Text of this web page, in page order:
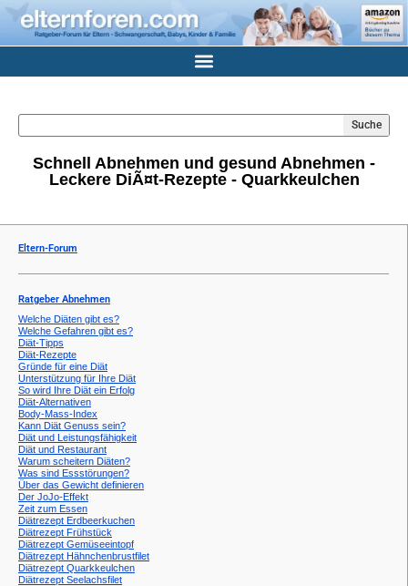
Suche
Schnell Abnehmen und gesund Abnehmen -
Leckere DiÃ¤t-Rezepte - Quarkkeulchen
Eltern-Forum
Ratgeber Abnehmen
Welche Diäten gibt es?
Welche Gefahren gibt es?
Diät-Tipps
Diät-Rezepte
Gründe für eine Diät
Unterstützung für Ihre Diät
So wird Ihre Diät ein Erfolg
Diät-Alternativen
Body-Mass-Index
Kann Diät Genuss sein?
Diät und Leistungsfähigkeit
Diät und Restaurant
Warum scheitern Diäten?
Was sind Essstörungen?
Über das Gewicht definieren
Der JoJo-Effekt
Zeit zum Essen
Diätrezept Erdbeerkuchen
Diätrezept Frühstück
Diätrezept Gemüseeintopf
Diätrezept Hähnchenbrustfilet
Diätrezept Quarkkeulchen
Diätrezept Seelachsfilet